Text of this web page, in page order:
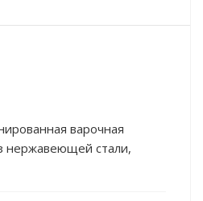
варочная
нержавеющей стали,
электроподжиг,